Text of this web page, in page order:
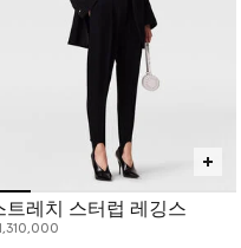
하여 재생 농업과 순환을 지
작업으로 제작하여 환경에
유니섹스 캡슐, 아동복, 액세
협업으로 탄생한 퍼포먼스 웨
트레치 스터럽 레깅스